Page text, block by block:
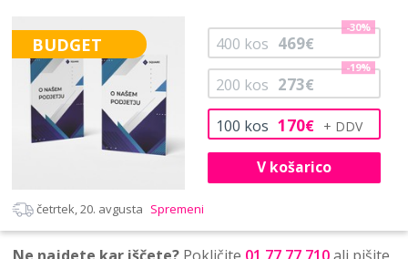
BUDGET
100 kos 170€
200 kos 273€
-19%
400 kos 469€
-30%
V košarico
četrtek, 20. avgusta Spremeni